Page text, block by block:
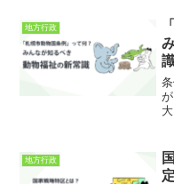
地方行政
地方行政